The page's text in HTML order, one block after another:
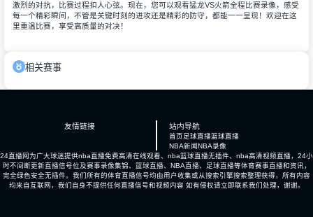
激烈的对抗，比赛过程扣人心弦。现在，您可以观看猛龙VS火箭全程比赛录像，感受
每一个精彩瞬间，不管是关键时刻的进攻还是精彩的防守，都能一一呈现！欢迎在这
里重温比赛，享受高质量的对决！
相关赛事
友情链接 站内导航
首页足球直播篮球直播
NBA新闻NBA录像
24直播网为广大球迷提供nba直播免费高清在线观看、nba篮球直播无插件、nba高清视频直播，24小
时不间断更新直播信号位及赛事录像集锦、篮球直播、NBA直播、足球直播等体育赛事直播和资讯，
完全绿色安全无插件。我们所有的体育直播信号均由用户收集或从搜索引擎搜索整理获得，所有内容
均来自互联网，我们自身不提供任何直播信号和视频内容 如有侵权请立即联系我们处理，谢谢。